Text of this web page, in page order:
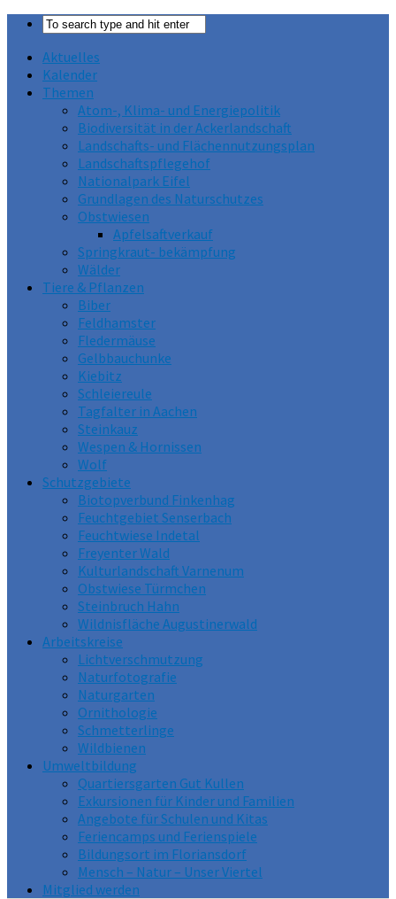
Aktuelles
Kalender
Themen
Atom-, Klima- und Energiepolitik
Biodiversität in der Ackerlandschaft
Landschafts- und Flächennutzungsplan
Landschaftspflegehof
Nationalpark Eifel
Grundlagen des Naturschutzes
Obstwiesen
Apfelsaftverkauf
Springkraut- bekämpfung
Wälder
Tiere & Pflanzen
Biber
Feldhamster
Fledermäuse
Gelbbauchunke
Kiebitz
Schleiereule
Tagfalter in Aachen
Steinkauz
Wespen & Hornissen
Wolf
Schutzgebiete
Biotopverbund Finkenhag
Feuchtgebiet Senserbach
Feuchtwiese Indetal
Freyenter Wald
Kulturlandschaft Varnenum
Obstwiese Türmchen
Steinbruch Hahn
Wildnisfläche Augustinerwald
Arbeitskreise
Lichtverschmutzung
Naturfotografie
Naturgarten
Ornithologie
Schmetterlinge
Wildbienen
Umweltbildung
Quartiersgarten Gut Kullen
Exkursionen für Kinder und Familien
Angebote für Schulen und Kitas
Feriencamps und Ferienspiele
Bildungsort im Floriansdorf
Mensch – Natur – Unser Viertel
Mitglied werden